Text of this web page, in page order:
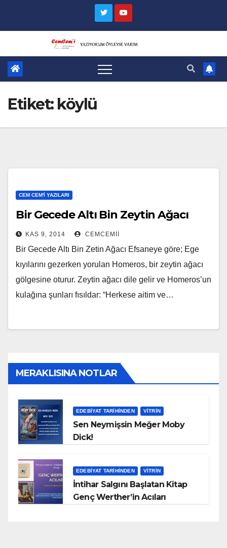
Etiket: köylü
CEM CEM'I YAZILARI
Bir Gecede Altı Bin Zeytin Ağacı
KAS 9, 2014 CEMCEMII
Bir Gecede Altı Bin Zetin Ağacı Efsaneye göre; Ege
kıyılarını gezerken yorulan Homeros, bir zeytin ağacı
gölgesine oturur. Zeytin ağacı dile gelir ve Homeros’un
kulağına şunları fısıldar: “Herkese aitim ve…
MERAKLISINA NOTLAR
EDEBIYAT TARIHINDEN VITRIN
Sen Neymişsin Meğer Moby
Dick!
EDEBIYAT TARIHINDEN VITRIN
İntihar Salgını Başlatan Kitap
Genç Werther’in Acıları